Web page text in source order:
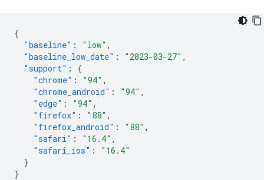
{
"baseline" : "low" ,
"baseline_low_date" : "2023-03-27" ,
"support" :
{
"chrome" : "94" ,
"chrome_android" : "94" ,
"edge" : "94" ,
"firefox" : "88" ,
"firefox_android" : "88" ,
"safari" : "16.4" ,
"safari_ios" :
"16.4"
}
}